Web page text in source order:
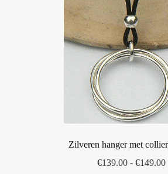
Zilveren hanger met
€139.00 - €149.00